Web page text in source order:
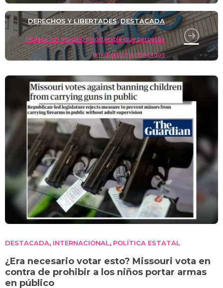
la tragedia de la DANA
DERECHOS Y LIBERTADES,DESTACADA
Muface: un modelo insostenible que perpetúa
privilegios injustificados
DESTACADA, INTERNACIONAL, POLÍTICA ESTATAL
¿Era necesario votar esto? Missouri vota en
contra de prohibir a los niños portar armas
en público